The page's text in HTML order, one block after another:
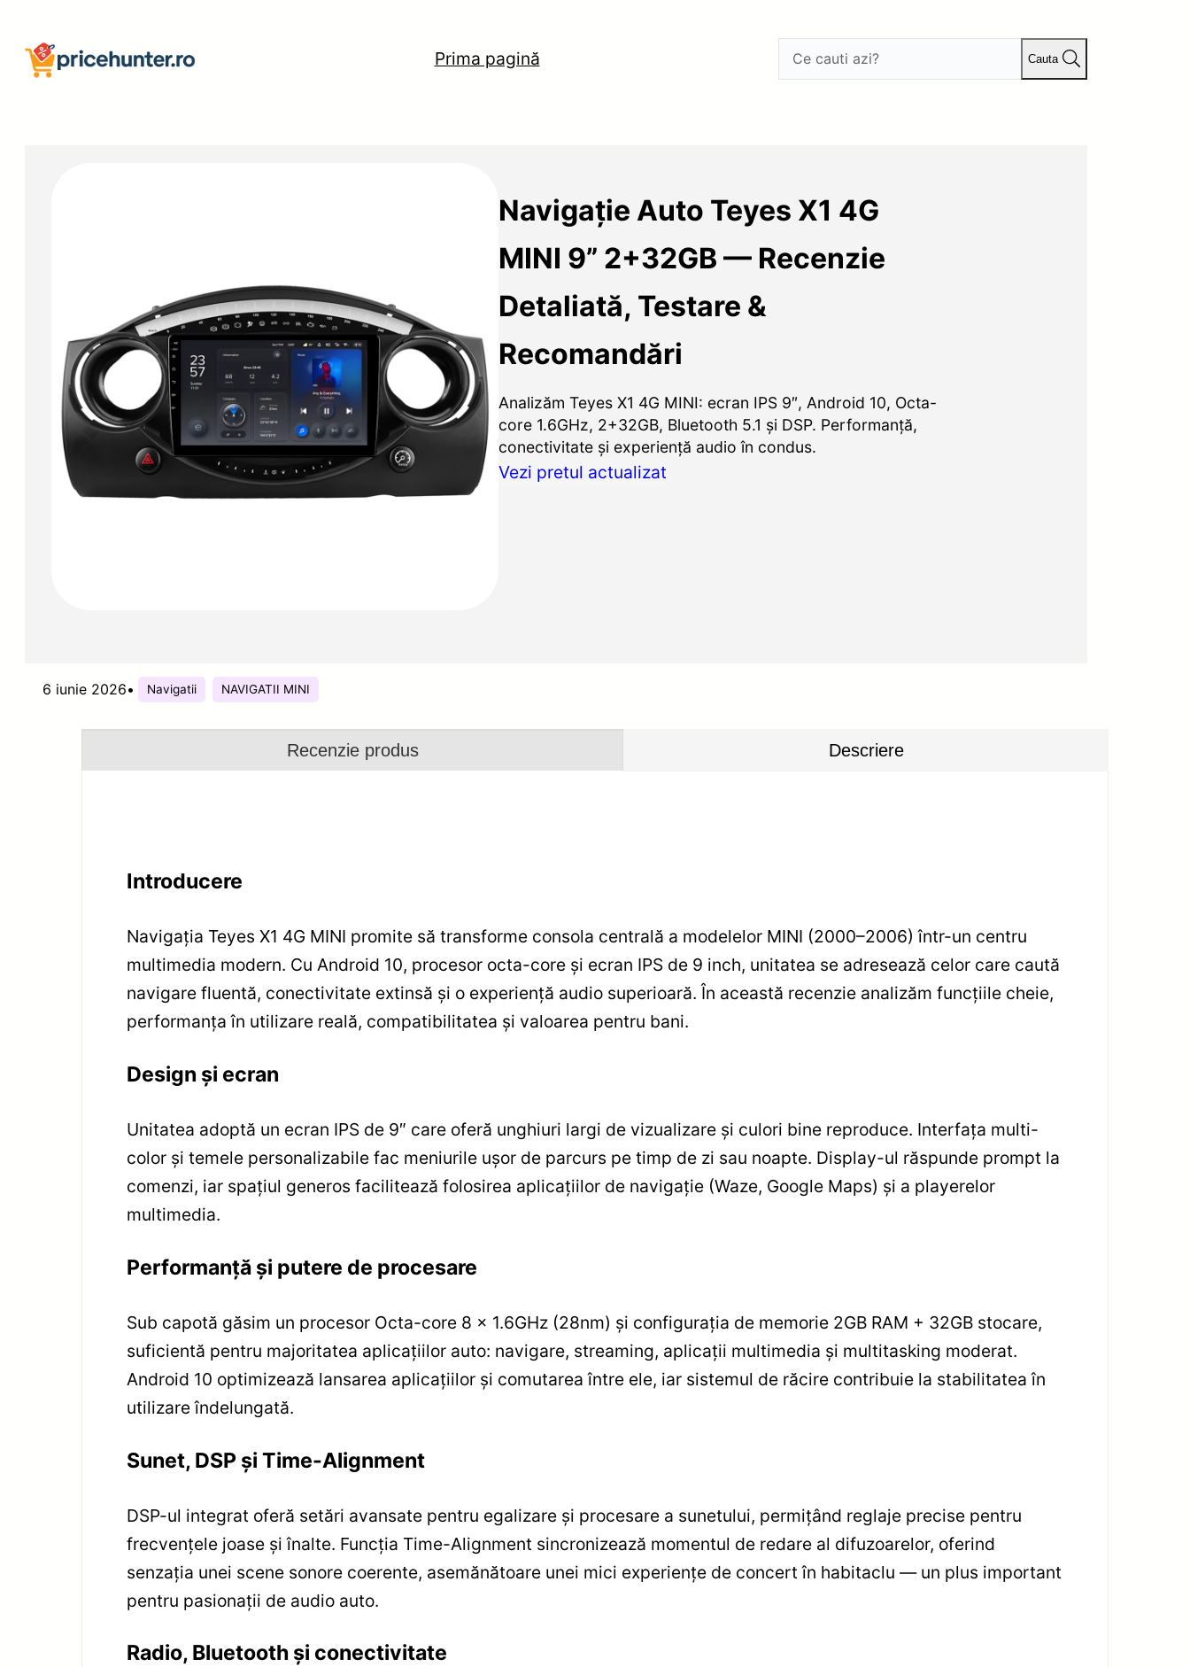
conținut
Prima pagină Cauta
Navigație Auto Teyes X1 4G
MINI 9” 2+32GB — Recenzie
Detaliată, Testare &
Recomandări
Analizăm Teyes X1 4G MINI: ecran IPS 9″, Android 10, Octa-
core 1.6GHz, 2+32GB, Bluetooth 5.1 și DSP. Performanță,
conectivitate și experiență audio în condus.
Vezi pretul actualizat
6 iunie 2026• Navigatii NAVIGATII MINI
Recenzie produs Descriere
Introducere
Navigația Teyes X1 4G MINI promite să transforme consola centrală a modelelor MINI (2000–2006) într-un centru
multimedia modern. Cu Android 10, procesor octa-core și ecran IPS de 9 inch, unitatea se adresează celor care caută
navigare fluentă, conectivitate extinsă și o experiență audio superioară. În această recenzie analizăm funcțiile cheie,
performanța în utilizare reală, compatibilitatea și valoarea pentru bani.
Design și ecran
Unitatea adoptă un ecran IPS de 9″ care oferă unghiuri largi de vizualizare și culori bine reproduce. Interfața multi-
color și temele personalizabile fac meniurile ușor de parcurs pe timp de zi sau noapte. Display-ul răspunde prompt la
comenzi, iar spațiul generos facilitează folosirea aplicațiilor de navigație (Waze, Google Maps) și a playerelor
multimedia.
Performanță și putere de procesare
Sub capotă găsim un procesor Octa-core 8 x 1.6GHz (28nm) și configurația de memorie 2GB RAM + 32GB stocare,
suficientă pentru majoritatea aplicațiilor auto: navigare, streaming, aplicații multimedia și multitasking moderat.
Android 10 optimizează lansarea aplicațiilor și comutarea între ele, iar sistemul de răcire contribuie la stabilitatea în
utilizare îndelungată.
Sunet, DSP și Time-Alignment
DSP-ul integrat oferă setări avansate pentru egalizare și procesare a sunetului, permițând reglaje precise pentru
frecvențele joase și înalte. Funcția Time-Alignment sincronizează momentul de redare al difuzoarelor, oferind
senzația unei scene sonore coerente, asemănătoare unei mici experiențe de concert în habitaclu — un plus important
pentru pasionații de audio auto.
Radio, Bluetooth și conectivitate